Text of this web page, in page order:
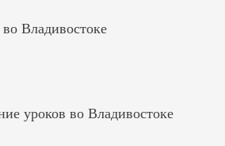
Владивостоке
уроков во Владивостоке